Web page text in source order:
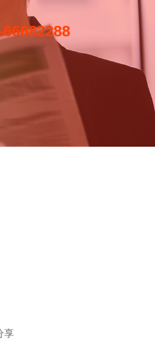
66682288
享